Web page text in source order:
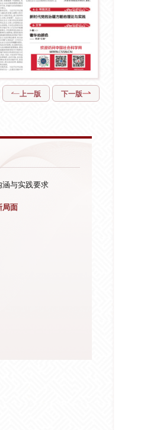
上一版 下一版
涵与实践要求
局面